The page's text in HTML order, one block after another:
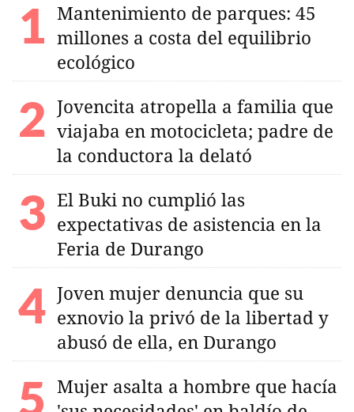
Mantenimiento de parques: 45
millones a costa del equilibrio
ecológico
Jovencita atropella a familia que
viajaba en motocicleta; padre de
la conductora la delató
El Buki no cumplió las
expectativas de asistencia en la
Feria de Durango
Joven mujer denuncia que su
exnovio la privó de la libertad y
abusó de ella, en Durango
Mujer asalta a hombre que hacía